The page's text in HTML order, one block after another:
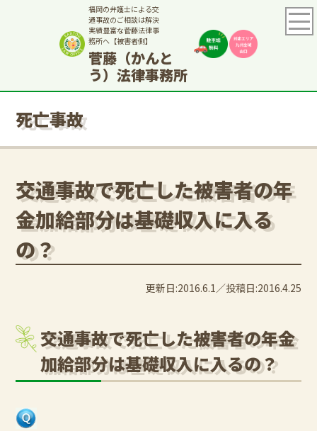
福岡の弁護士による交
通事故のご相談は解決
実績豊富な菅藤法律事
務所へ【被害者側】
菅藤（かんと
う）法律事務所
死亡事故
交通事故で死亡した被害者の年
金加給部分は基礎収入に入る
の？
更新日:2016.6.1 投稿日:2016.4.25
交通事故で死亡した被害者の年金
加給部分は基礎収入に入るの？